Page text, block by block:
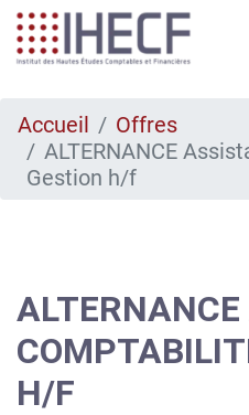
Aller
au
contenu
Accueil
Offres
ALTERNANCE
Gestion h/f
H/F